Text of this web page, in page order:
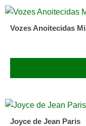
Later
Vozes Anoitecidas
Joyce de Jean Paris